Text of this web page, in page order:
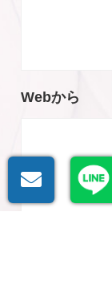
Webから